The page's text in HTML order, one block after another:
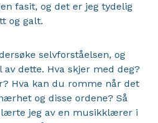
fasit, og det er jeg tydelig
og galt.
selvforståelsen, og
av dette. Hva skjer med deg?
Hva kan du romme når det
og disse ordene? Så
lærte jeg av en musikklærer i